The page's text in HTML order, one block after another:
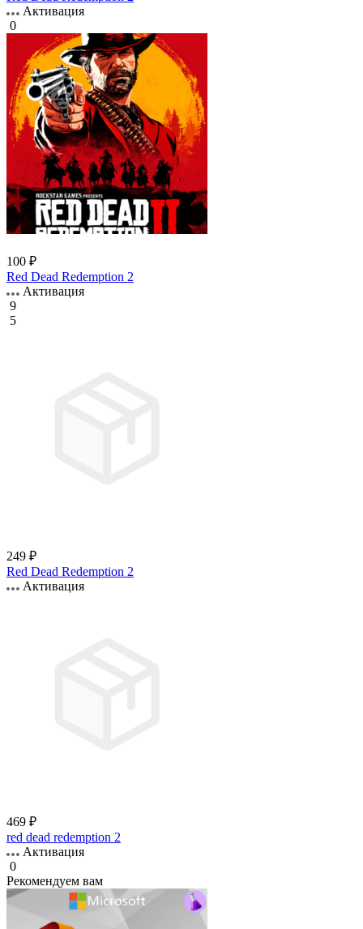
Активация
0
100 ₽
Red Dead Redemption 2
Активация
9
5
249 ₽
Red Dead Redemption 2
Активация
469 ₽
red dead redemption 2
Активация
0
Рекомендуем вам